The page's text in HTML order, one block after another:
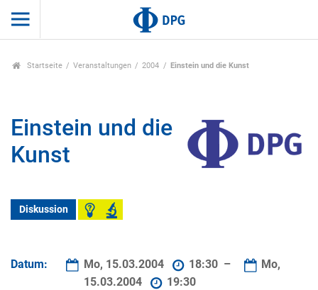
Startseite Veranstaltungen 2004 Einstein und die Kunst
Einstein und die
Kunst
Diskussion
Datum: Mo, 15.03.2004 18:30 –
Mo,
15.03.2004
19:30